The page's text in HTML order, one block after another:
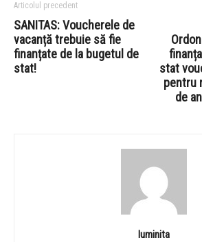
Articolul precedent
SANITAS: Voucherele de
vacanță trebuie să fie
finanțate de la bugetul de
stat!
stat
pentru
de
luminita